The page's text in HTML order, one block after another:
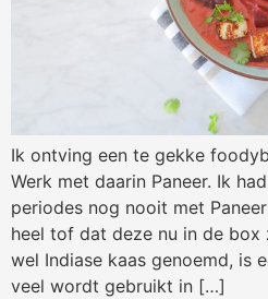
Ik ontving een te gekke
Werk met daarin Paneer. Ik
periodes nog nooit met
heel tof dat deze nu in de box
wel Indiase kaas genoemd, is
veel wordt gebruikt in […]